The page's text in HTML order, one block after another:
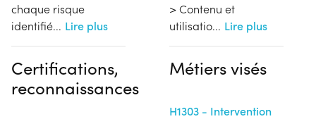
chaque risque
identifié... Lire plus
> Contenu et
utilisatio... Lire plus
Certifications,
reconnaissances
Métiers visés
H1303 - Intervention